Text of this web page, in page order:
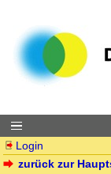
Login
zurück zur